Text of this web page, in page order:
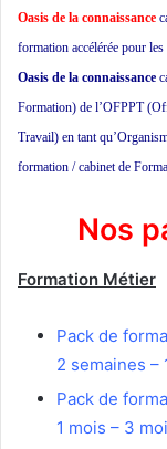
Oasis de la connaissance
formation accélérée pour
Oasis de la connaissance
Formation) de l’OFPPT
Travail) en tant
formation / cabinet de
Nos
Formation Métier
Pack de
2 semaines –
Pack de
1 mois – 3